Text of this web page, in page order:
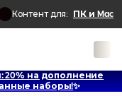
Контент для: ПК и Mac
20% на дополнение
наборы!✨
1/14